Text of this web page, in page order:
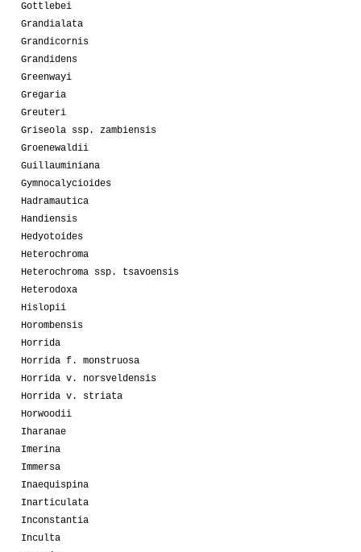
Gottlebei
Grandialata
Grandicornis
Grandidens
Greenwayi
Gregaria
Greuteri
Griseola ssp. zambiensis
Groenewaldii
Guillauminiana
Gymnocalycioides
Hadramautica
Handiensis
Hedyotoides
Heterochroma
Heterochroma ssp. tsavoensis
Heterodoxa
Hislopii
Horombensis
Horrida
Horrida f. monstruosa
Horrida v. norsveldensis
Horrida v. striata
Horwoodii
Iharanae
Imerina
Immersa
Inaequispina
Inarticulata
Inconstantia
Inculta